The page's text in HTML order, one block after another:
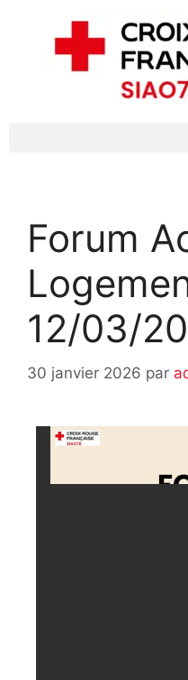
Forum
12/03/
30 janvier 2026 par